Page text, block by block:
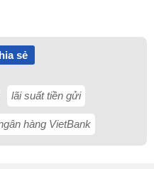
sẻ
lãi suất tiền gửi
hàng VietBank